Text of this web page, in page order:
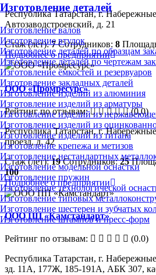
Изготовление деталей
Изготовление валов
Изготовление втулок
Изготовление деталей по образцам
Изготовление деталей по чертежам
Изготовление ёмкостей и резервуаров
Изготовление закладных деталей
Изготовление изделий из алюминия
Изготовление изделий из арматуры
Изготовление изделий из
Изготовление изделий из
Изготовление изделий из титана
Изготовление крепежа и метизов
Изготовление нестандартных
Изготовление модельной оснастки
Изготовление пружин
Изготовление технологической
Изготовление типовых
Изготовление шестерен и зубчатых
Изготовление штампов и пресс-форм
Республика Татарстан, г.
Автозаводстроевский, д. 21
Стаж (лет):7 Сотрудников: 8
Подробнее о предприятии
ООО «Промресурс»
Рейтинг по отзывам:
(0.0)
Республика Татарстан, г.
проезд, д. 42
Стаж (лет):19 Сотрудников:25
100
Подробнее о предприятии
ООО ПП «Камстандарт»
Рейтинг по отзывам:
(0.0)
Республика Татарстан, г.
зд. 11А, 177Ж, 185-191А, АБК 307,